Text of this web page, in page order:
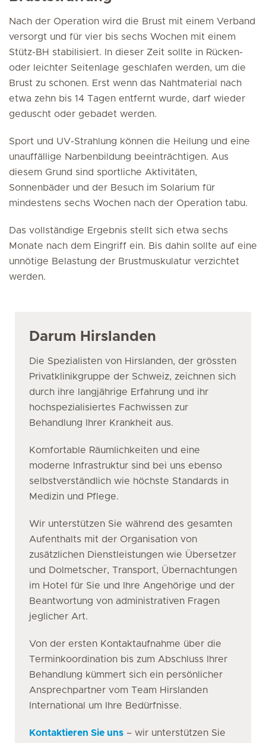
Nach der Operation wird die Brust mit einem Verband
versorgt und für vier bis sechs Wochen mit einem
Stütz-BH stabilisiert. In dieser Zeit sollte in Rücken-
oder leichter Seitenlage geschlafen werden, um die
Brust zu schonen. Erst wenn das Nahtmaterial nach
etwa zehn bis 14 Tagen entfernt wurde, darf wieder
geduscht oder gebadet werden.
Sport und UV-Strahlung können die Heilung und eine
unauffällige Narbenbildung beeinträchtigen. Aus
diesem Grund sind sportliche Aktivitäten,
Sonnenbäder und der Besuch im Solarium für
mindestens sechs Wochen nach der Operation tabu.
Das vollständige Ergebnis stellt sich etwa sechs
Monate nach dem Eingriff ein. Bis dahin sollte auf eine
unnötige Belastung der Brustmuskulatur verzichtet
werden.
Darum Hirslanden
Die Spezialisten von Hirslanden, der grössten
Privatklinikgruppe der Schweiz, zeichnen sich
durch ihre langjährige Erfahrung und ihr
hochspezialisiertes Fachwissen zur
Behandlung Ihrer Krankheit aus.
Komfortable Räumlichkeiten und eine
moderne Infrastruktur sind bei uns ebenso
selbstverständlich wie höchste Standards in
Medizin und Pflege.
Wir unterstützen Sie während des gesamten
Aufenthalts mit der Organisation von
zusätzlichen Dienstleistungen wie Übersetzer
und Dolmetscher, Transport, Übernachtungen
im Hotel für Sie und Ihre Angehörige und der
Beantwortung von administrativen Fragen
jeglicher Art.
Von der ersten Kontaktaufnahme über die
Terminkoordination bis zum Abschluss Ihrer
Behandlung kümmert sich ein persönlicher
Ansprechpartner vom Team Hirslanden
International um Ihre Bedürfnisse.
Kontaktieren Sie uns – wir unterstützen Sie